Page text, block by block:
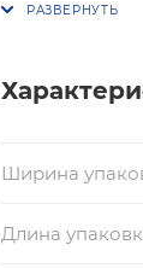
Длина 2500
Ширина
Длина